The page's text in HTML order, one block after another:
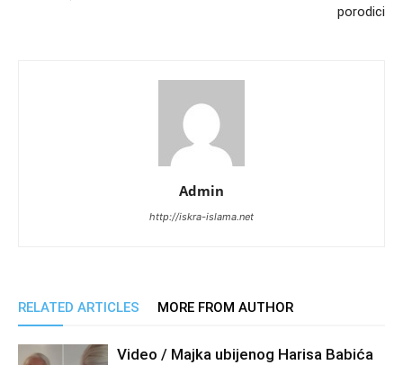
porodici
Admin
http://iskra-islama.net
RELATED ARTICLES MORE FROM AUTHOR
Video / Majka ubijenog Harisa Babića